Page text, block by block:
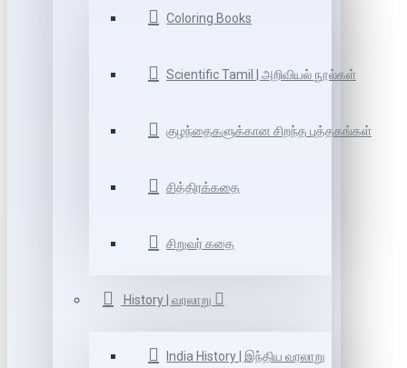
Coloring Books
Scientific Tamil | அறிவியல் நூல்கள்
குழந்தைகளுக்கான சிறந்த புத்தகங்கள்
சித்திரக்கதை
சிறுவர் கதை
History | வரலாறு
India History | இந்திய வரலாறு